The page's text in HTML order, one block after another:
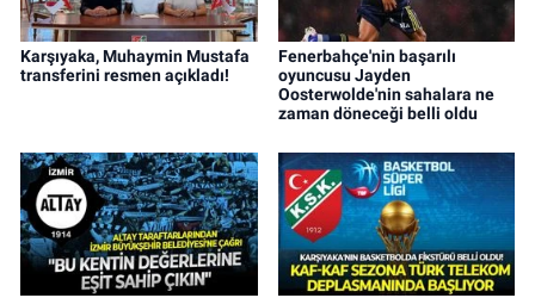
Karşıyaka, Muhaymin Mustafa
transferini resmen açıkladı!
Fenerbahçe'nin başarılı
oyuncusu Jayden
Oosterwolde'nin sahalara ne
zaman döneceği belli oldu